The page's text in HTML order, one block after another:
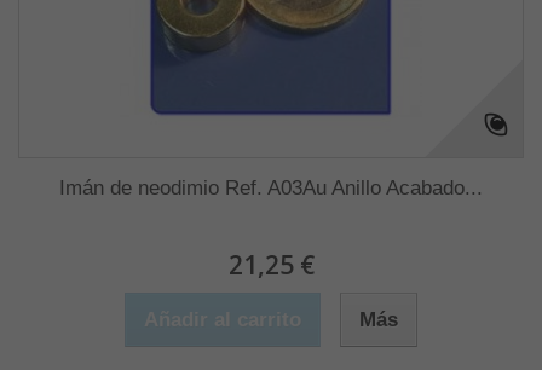
Imán de neodimio Ref. A03Au Anillo Acabado...
21,25 €
Más